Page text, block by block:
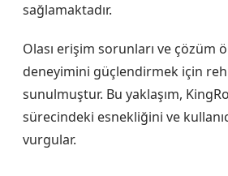
sağlamaktadır.
Olası erişim sorunları ve çözüm
deneyimini güçlendirmek için
sunulmuştur. Bu yaklaşım,
sürecindeki esnekliğini ve
vurgular.